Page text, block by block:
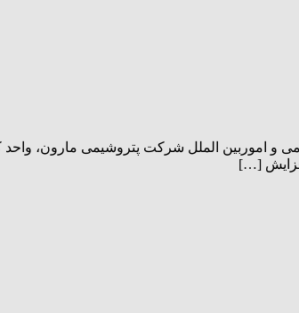
و اموربین الملل شرکت پتروشیمی مارون،
[…]